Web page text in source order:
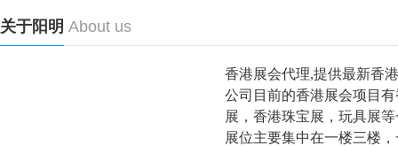
关于阳明 About us
香港展会代理,提供最新香
公司目前的香港展会项目有
展 ，香港珠宝展，玩具展
展位主要集中在一楼三楼